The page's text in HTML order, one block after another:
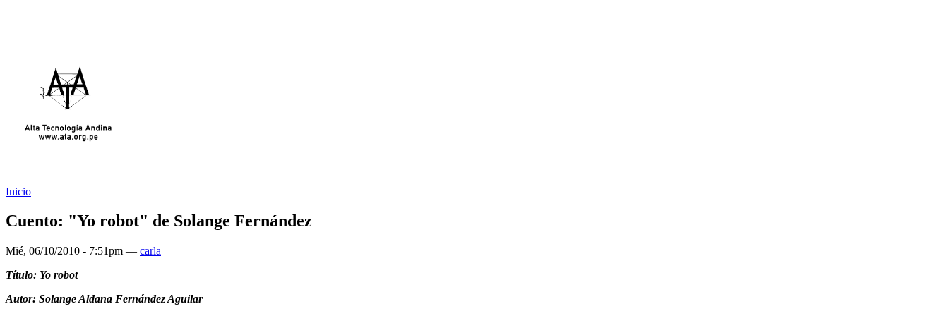
Inicio
Cuento: "Yo robot" de Solange Fernández
Mié, 06/10/2010 - 7:51pm — carla
Título: Yo robot
Autor: Solange Aldana Fernández Aguilar